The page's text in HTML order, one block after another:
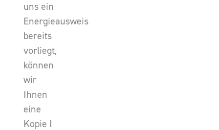
uns ein
Energieausweis
bereits
vorliegt,
können
wir
Ihnen
eine
Kopie I